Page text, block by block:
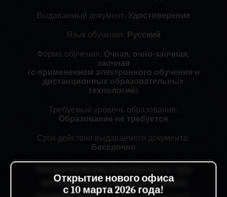
Открытие нового офиса
с 10 марта 2026 года!
Выдаваемый документ: Удостоверение
Язык обучения: Русский
Форма обучения: Очная, очно-заочная,
заочная
(с применением электронного обучения и
дистанционных образовательных
технологий)
Требуемый уровень образования:
Образование не требуется
Срок действия выдаваемого документа:
Бессрочно
эксплуатации электроустановок